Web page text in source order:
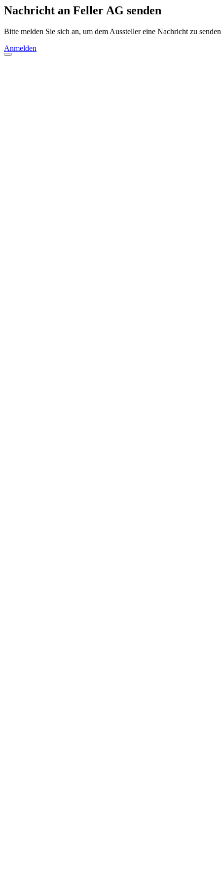
Nachricht an Feller AG senden
Bitte melden Sie sich an, um dem Aussteller eine Nachricht zu
Anmelden